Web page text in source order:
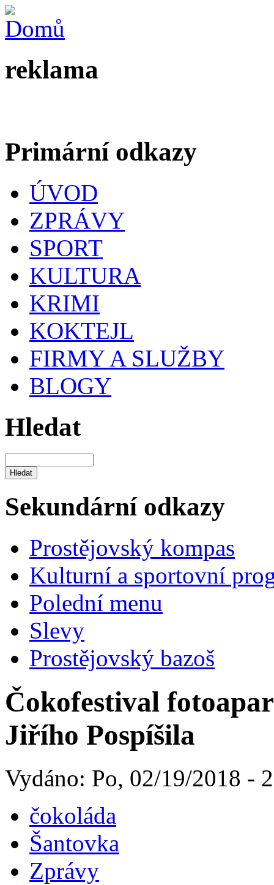
reklama
Primární odkazy
ÚVOD
ZPRÁVY
SPORT
KULTURA
KRIMI
KOKTEJL
FIRMY A SLUŽBY
BLOGY
Hledat
Sekundární odkazy
Prostějovský kompas
Kulturní a sportovní
Polední menu
Slevy
Prostějovský bazoš
Čokofestival
Jiřího Pospíšila
Vydáno: Po, 02/19/2018 -
čokoláda
Šantovka
Zprávy